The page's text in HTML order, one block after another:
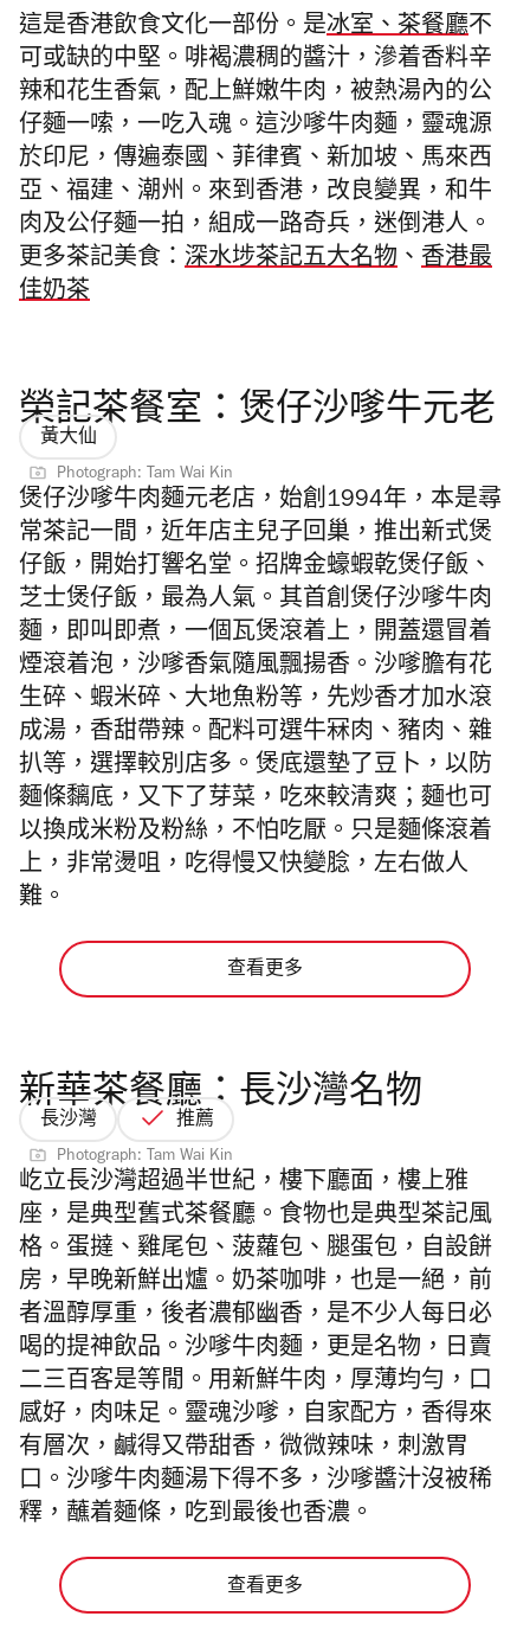
這是香港飲食文化一部份。是冰室、茶餐廳不
可或缺的中堅。啡褐濃稠的醬汁，滲着香料辛
辣和花生香氣，配上鮮嫩牛肉，被熱湯內的公
仔麵一嗦，一吃入魂。這沙嗲牛肉麵，靈魂源
於印尼，傳遍泰國、菲律賓、新加坡、馬來西
亞、福建、潮州。來到香港，改良變異，和牛
肉及公仔麵一拍，組成一路奇兵，迷倒港人。
更多茶記美食： 深水埗茶記五大名物 、 香港最
佳奶茶
榮記茶餐室：煲仔沙嗲牛元老
黃大仙
Photograph: Tam Wai Kin
煲仔沙嗲牛肉麵元老店，始創1994年，本是尋
常茶記一間，近年店主兒子回巢，推出新式煲
仔飯，開始打響名堂。招牌金蠔蝦乾煲仔飯、
芝士煲仔飯，最為人氣。其首創煲仔沙嗲牛肉
麵，即叫即煮，一個瓦煲滾着上，開蓋還冒着
煙滾着泡，沙嗲香氣隨風飄揚香。沙嗲膽有花
生碎、蝦米碎、大地魚粉等，先炒香才加水滾
成湯，香甜帶辣。配料可選牛冧肉、豬肉、雜
扒等，選擇較別店多。煲底還墊了豆卜，以防
麵條黐底，又下了芽菜，吃來較清爽；麵也可
以換成米粉及粉絲，不怕吃厭。只是麵條滾着
上，非常燙咀，吃得慢又快變腍，左右做人
難。
查看更多
新華茶餐廳：長沙灣名物
長沙灣 推薦
Photograph: Tam Wai Kin
屹立長沙灣超過半世紀，樓下廳面，樓上雅
座，是典型舊式茶餐廳。食物也是典型茶記風
格。蛋撻、雞尾包、菠蘿包、腿蛋包，自設餅
房，早晚新鮮出爐。奶茶咖啡，也是一絕，前
者溫醇厚重，後者濃郁幽香，是不少人每日必
喝的提神飲品。沙嗲牛肉麵，更是名物，日賣
二三百客是等閒。用新鮮牛肉，厚薄均勻，口
感好，肉味足。靈魂沙嗲，自家配方，香得來
有層次，鹹得又帶甜香，微微辣味，刺激胃
口。沙嗲牛肉麵湯下得不多，沙嗲醬汁沒被稀
釋，蘸着麵條，吃到最後也香濃。
查看更多